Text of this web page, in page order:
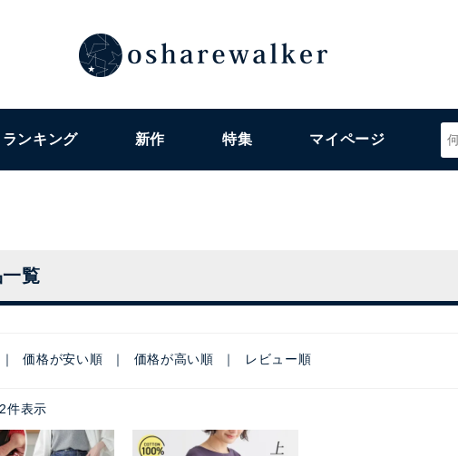
ランキング 新作 特集 マイページ
覧
価格が安い順 価格が高い順 レビュー順
2件表示